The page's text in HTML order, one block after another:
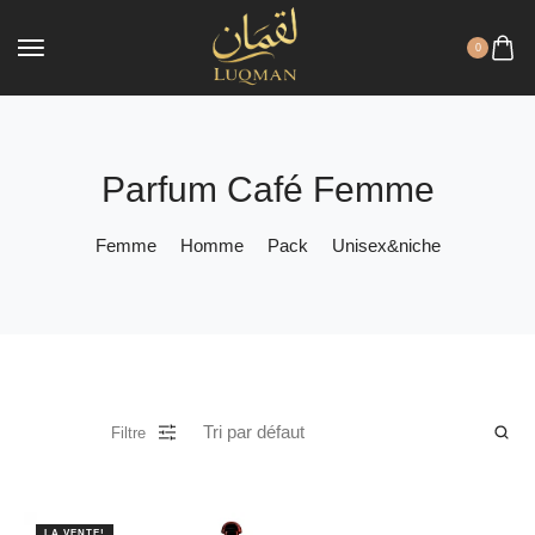
0
Parfum Café Femme
Femme Homme Pack Unisex&niche
Filtre